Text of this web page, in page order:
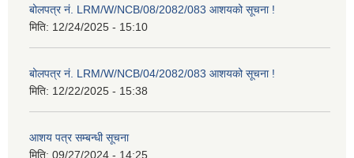
बोलपत्र नं. LRM/W/NCB/08/2082/083 आशयको सूचना !
मिति: 12/24/2025 - 15:10
बोलपत्र नं. LRM/W/NCB/04/2082/083 आशयको सूचना !
मिति: 12/22/2025 - 15:38
आशय पत्र सम्बन्धी सूचना
मिति: 09/27/2024 - 14:25